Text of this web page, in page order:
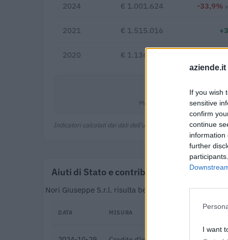
aziende.it
If you wish
sensitive
confirm
continue
information
further
I want
2024 € 1.001.624 -33,9%
2021 € 1.515.016
2020 € 1.136.113
Margine netto
Indicatori calcolati dai dati dell'ultimo bilancio disponibile.
Aiuti di Stato e contributi pubblici
Nori Giuseppe S.r.l. risulta beneficiaria di 8 aiuti o
DATA MISURA